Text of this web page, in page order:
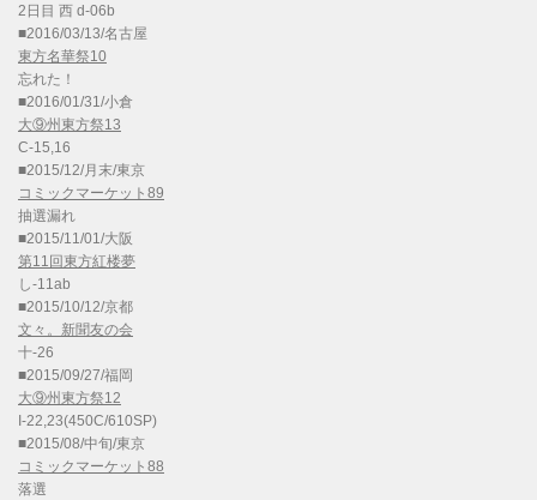
2日目 西 d-06b
■2016/03/13/名古屋
東方名華祭10
忘れた！
■2016/01/31/小倉
大⑨州東方祭13
C-15,16
■2015/12/月末/東京
コミックマーケット89
抽選漏れ
■2015/11/01/大阪
第11回東方紅楼夢
し-11ab
■2015/10/12/京都
文々。新聞友の会
十-26
■2015/09/27/福岡
大⑨州東方祭12
I-22,23(450C/610SP)
■2015/08/中旬/東京
コミックマーケット88
落選